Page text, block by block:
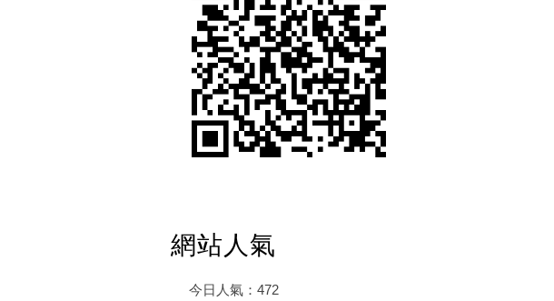
網站人氣
今日人氣： 472